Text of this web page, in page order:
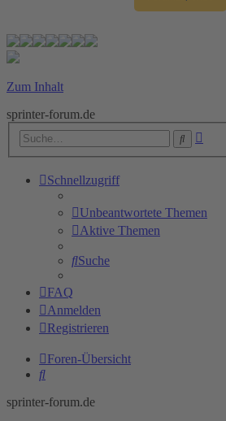
Zum Inhalt
sprinter-forum.de
Suche
Schnellzugriff
Unbeantwortete Themen
Aktive Themen
Suche
FAQ
Anmelden
Registrieren
Foren-Übersicht
Suche
sprinter-forum.de